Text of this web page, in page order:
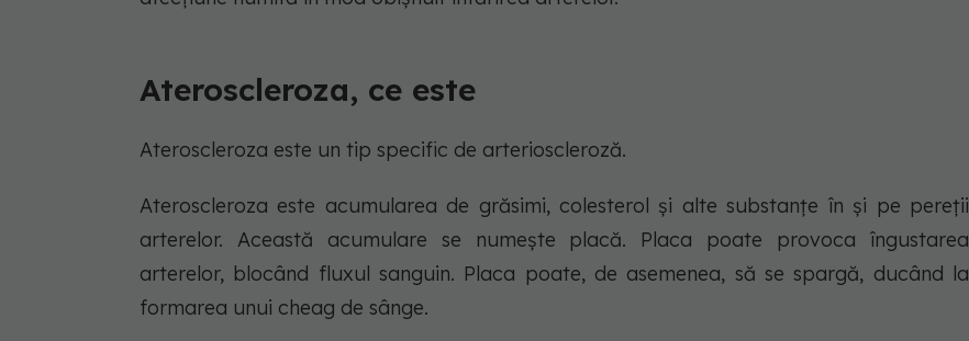
Ateroscleroza, ce este
Ateroscleroza este un tip specific de arterioscleroză.
Ateroscleroza este acumularea de grăsimi, colesterol și alte substanțe în și pe pereții
arterelor. Această acumulare se numește placă. Placa poate provoca îngustarea
arterelor, blocând fluxul sanguin. Placa poate, de asemenea, să se spargă, ducând la
formarea unui cheag de sânge.